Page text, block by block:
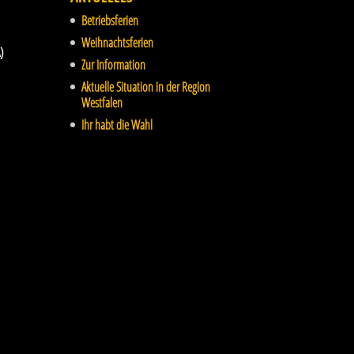
Betriebsferien
Weihnachtsferien
Zur Information
Aktuelle Situation in der Region
Westfalen
Ihr habt die Wahl